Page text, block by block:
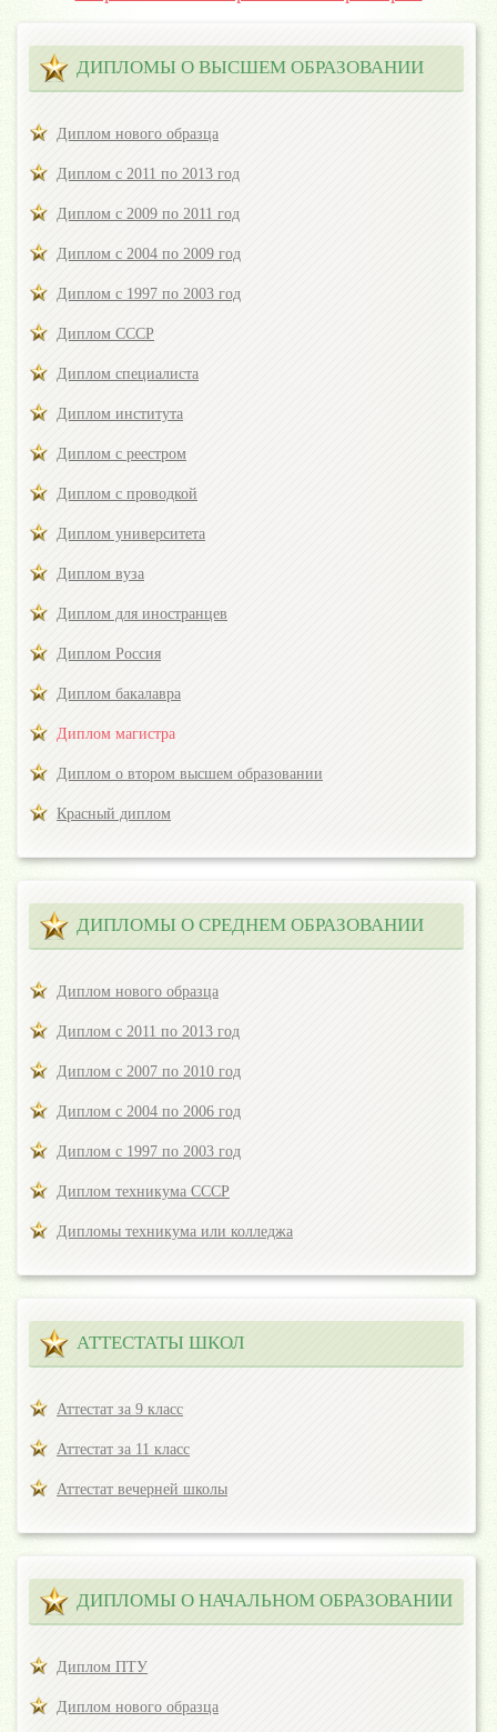
ДИПЛОМЫ О ВЫСШЕМ ОБРАЗОВАНИИ
Диплом нового образца
Диплом с 2011 по 2013 год
Диплом с 2009 по 2011 год
Диплом с 2004 по 2009 год
Диплом с 1997 по 2003 год
Диплом СССР
Диплом специалиста
Диплом института
Диплом с реестром
Диплом с проводкой
Диплом университета
Диплом вуза
Диплом для иностранцев
Диплом Россия
Диплом бакалавра
Диплом магистра
Диплом о втором высшем образовании
Красный диплом
ДИПЛОМЫ О СРЕДНЕМ ОБРАЗОВАНИИ
Диплом нового образца
Диплом с 2011 по 2013 год
Диплом с 2007 по 2010 год
Диплом с 2004 по 2006 год
Диплом с 1997 по 2003 год
Диплом техникума СССР
Дипломы техникума или колледжа
АТТЕСТАТЫ ШКОЛ
Аттестат за 9 класс
Аттестат за 11 класс
Аттестат вечерней школы
ДИПЛОМЫ О НАЧАЛЬНОМ ОБРАЗОВАНИИ
Диплом ПТУ
Диплом нового образца